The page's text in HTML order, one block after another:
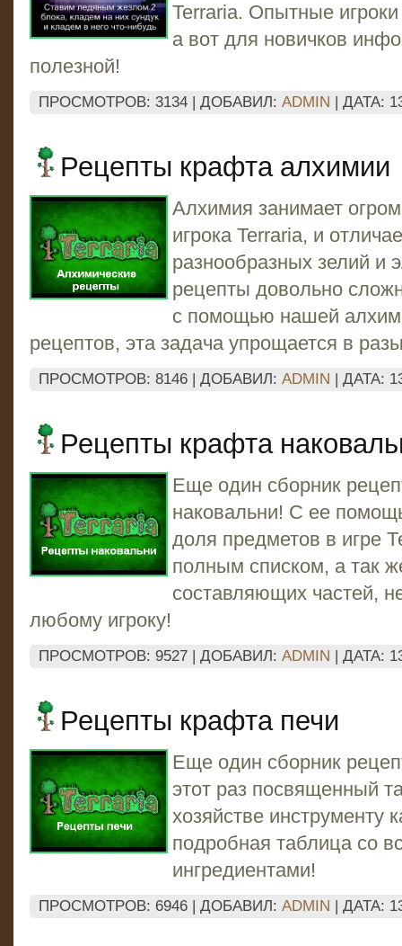
Terraria. Опытные игроки
а вот для новичков
полезной!
ПРОСМОТРОВ: 3134 | ДОБАВИЛ: ADMIN | ДАТА:
Рецепты крафта алхимии
Алхимия занимает
игрока Terraria, и
разнообразных зелий и
рецепты довольно
с помощью нашей
рецептов, эта задача упрощается в
ПРОСМОТРОВ: 8146 | ДОБАВИЛ: ADMIN | ДАТА:
Рецепты крафта
Еще один сборник
наковальни! С ее
доля предметов в игре
полным списком, а так
составляющих частей,
любому игроку!
ПРОСМОТРОВ: 9527 | ДОБАВИЛ: ADMIN | ДАТА:
Рецепты крафта печи
Еще один сборник
этот раз посвященный
хозяйстве инструменту
подробная таблица со
ингредиентами!
ПРОСМОТРОВ: 6946 | ДОБАВИЛ: ADMIN | ДАТА: